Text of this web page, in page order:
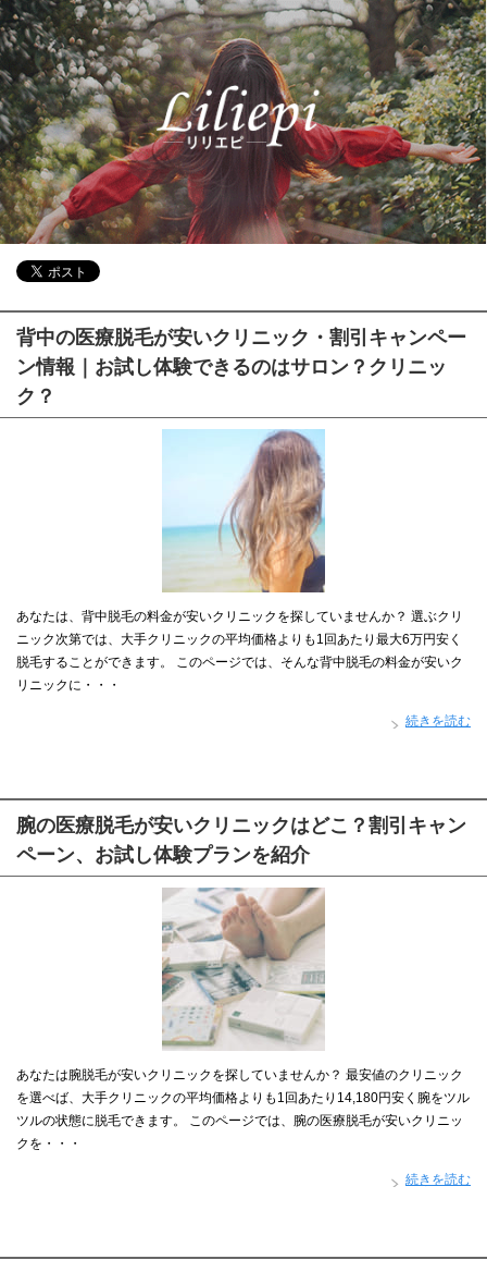
背中の医療脱毛が安いクリニック・割引キャンペー
ン情報｜お試し体験できるのはサロン？クリニッ
ク？
あなたは、背中脱毛の料金が安いクリニックを探していませんか？ 選ぶクリ
ニック次第では、大手クリニックの平均価格よりも1回あたり最大6万円安く
脱毛することができます。 このページでは、そんな背中脱毛の料金が安いク
リニックに・・・
続きを読む
腕の医療脱毛が安いクリニックはどこ？割引キャン
ペーン、お試し体験プランを紹介
あなたは腕脱毛が安いクリニックを探していませんか？ 最安値のクリニック
を選べば、大手クリニックの平均価格よりも1回あたり14,180円安く腕をツル
ツルの状態に脱毛できます。 このページでは、腕の医療脱毛が安いクリニッ
クを・・・
続きを読む